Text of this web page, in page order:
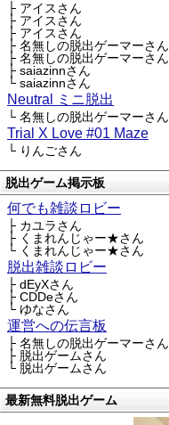
├ アイスさん
├ アイスさん
├ アイスさん
├ 名無しの脱出ゲーマーさん
├ 名無しの脱出ゲーマーさん
├ saiazinnさん
└ saiazinnさん
Neutral ミニ脱出
└ 名無しの脱出ゲーマーさん
Trial X Love #01 Maze
└ りんごさん
脱出ゲーム掲示板
何でも雑談ロビー
├ カユラさん
├ くまれんじゃー★さん
└ くまれんじゃー★さん
脱出雑談ロビー
├ dEyXさん
├ CDDeさん
└ ゆなさん
運営への伝言板
├ 名無しの脱出ゲーマーさん
├ 脱出ゲームさん
└ 脱出ゲームさん
最新無料脱出ゲーム